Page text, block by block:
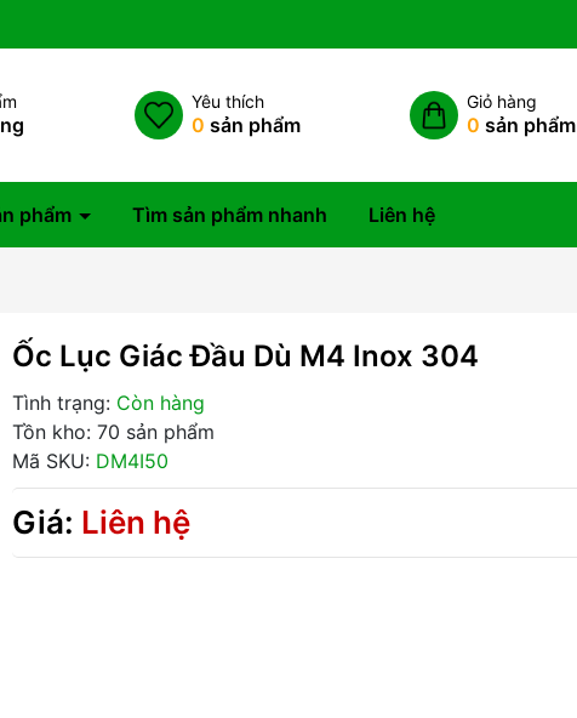
Yêu thích
0 sản phẩm
Giỏ hàng
0 sản phẩm
phẩm Tìm sản phẩm nhanh Liên hệ
Ốc Lục Giác Đầu Dù M4 Inox 304
Tình trạng: Còn hàng
Tồn kho: 70 sản phẩm
Mã SKU: DM4I50
Giá: Liên hệ